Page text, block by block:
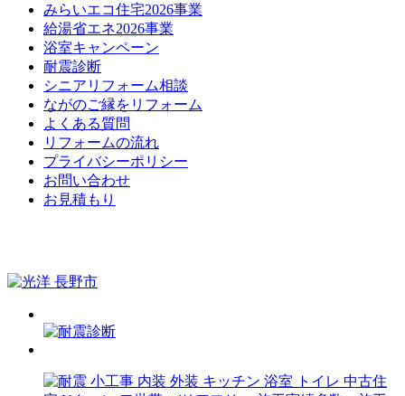
みらいエコ住宅2026事業
給湯省エネ2026事業
浴室キャンペーン
耐震診断
シニアリフォーム相談
ながのご縁をリフォーム
よくある質問
リフォームの流れ
プライバシーポリシー
お問い合わせ
お見積もり